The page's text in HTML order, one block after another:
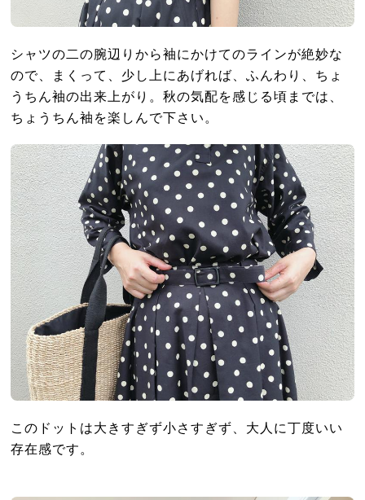
シャツの二の腕辺りから袖にかけてのラインが絶妙な
ので、まくって、少し上にあげれば、ふんわり、ちょ
うちん袖の出来上がり。秋の気配を感じる頃までは、
ちょうちん袖を楽しんで下さい。
このドットは大きすぎず小さすぎず、大人に丁度いい
存在感です。